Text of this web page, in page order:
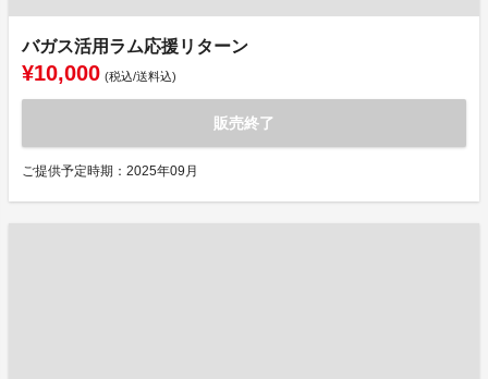
バガス活用ラム応援リターン
¥10,000 (税込/送料込)
販売終了
ご提供予定時期：2025年09月